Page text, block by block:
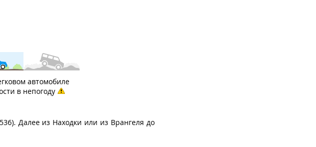
автомобиле
в непогоду
Далее из Находки или из Врангеля до